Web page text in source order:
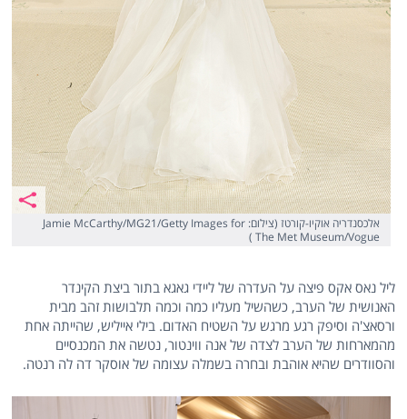
אלכסנדריה אוקיו-קורטז (צילום: Jamie McCarthy/MG21/Getty Images for
The Met Museum/Vogue )
ליל נאס אקס פיצה על העדרה של ליידי גאגא בתור ביצת הקינדר
האנושית של הערב, כשהשיל מעליו כמה וכמה תלבושות זהב מבית
ורסאצ'ה וסיפק רגע מרגש על השטיח האדום. בילי אייליש, שהייתה אחת
מהמארחות של הערב לצדה של אנה ווינטור, נטשה את המכנסיים
והסוודרים שהיא אוהבת ובחרה בשמלה עצומה של אוסקר דה לה רנטה.